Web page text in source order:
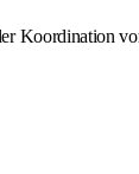
Koordination